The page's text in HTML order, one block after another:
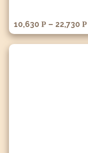
10,630 Р – 22,730 Р